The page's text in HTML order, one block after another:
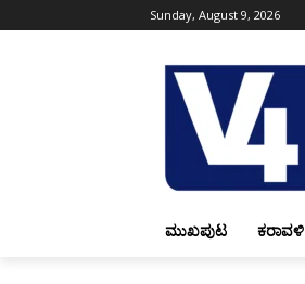
Sunday, August 9, 2026
ಮುಖಪುಟ ಕರಾವಳಿ